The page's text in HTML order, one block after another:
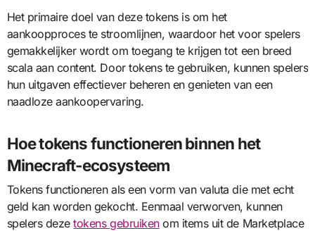
Het primaire doel van deze tokens is om het
aankoopproces te stroomlijnen, waardoor het voor spelers
gemakkelijker wordt om toegang te krijgen tot een breed
scala aan content. Door tokens te gebruiken, kunnen spelers
hun uitgaven effectiever beheren en genieten van een
naadloze aankoopervaring.
Hoe tokens functioneren binnen het
Minecraft-ecosysteem
Tokens functioneren als een vorm van valuta die met echt
geld kan worden gekocht. Eenmaal verworven, kunnen
spelers dezetokens gebruikenom items uit de Marketplace